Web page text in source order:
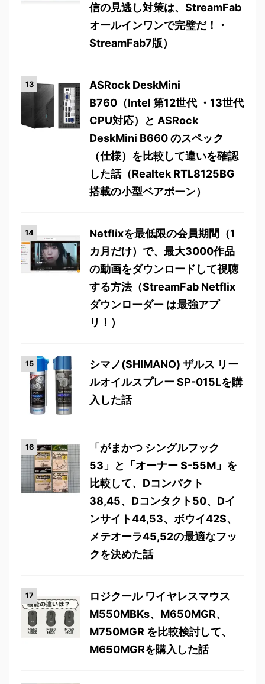
信の見逃し対策は、StreamFab
オールインワンで完璧だ！・
StreamFab7版）
ASRock DeskMini
B760（Intel 第12世代 ・13世代
CPU対応）と ASRock
DeskMini B660 のスペック
（仕様）を比較して違いを確認
した話（Realtek RTL8125BG
搭載の小型ベアボーン）
Netflixを最低限の会員期間（1
カ月だけ）で、最大3000作品
の動画をダウンロードして視聴
する方法（StreamFab Netflix
ダウンローダー は最強アプ
リ！）
シマノ(SHIMANO) ザルス リー
ルオイルスプレー SP-015Lを購
入した話
「がまかつ シングルフック
53」と「オーナー S-55M」を
比較して、Dコンパクト
38,45、Dコンタクト50、Dイ
ンサイト44,53、ボウイ42S、
メテオーラ45,52の最適なフッ
クを決めた話
ロジクール ワイヤレスマウス
M550MBKs、M650MGR、
M750MGR を比較検討して、
M650MGRを購入した話